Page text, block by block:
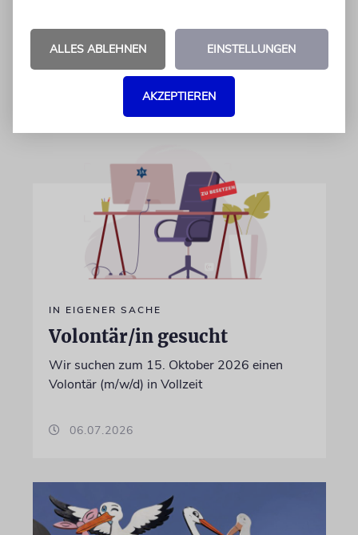
Differenzen nicht überwunden sind
IN EIGENER SACHE
Volontär/in gesucht
Wir suchen zum 15. Oktober 2026 einen
Volontär (m/w/d) in Vollzeit
06.07.2026
ALLES ABLEHNEN EINSTELLUNGEN
AKZEPTIEREN